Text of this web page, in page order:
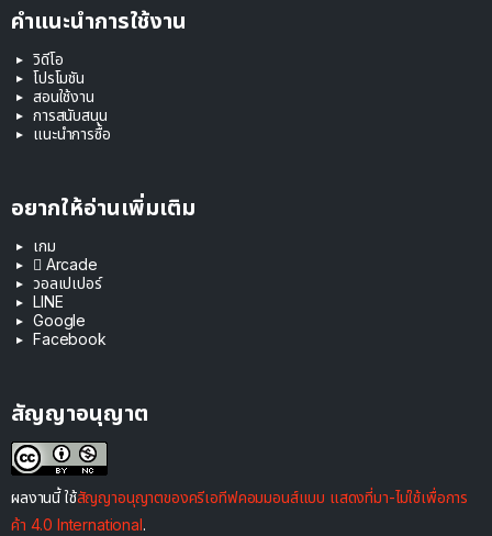
คำแนะนำการใช้งาน
วิดีโอ
โปรโมชัน
สอนใช้งาน
การสนับสนุน
แนะนำการซื้อ
อยากให้อ่านเพิ่มเติม
เกม
 Arcade
วอลเปเปอร์
LINE
Google
Facebook
สัญญาอนุญาต
ผลงานนี้ ใช้สัญญาอนุญาตของครีเอทีฟคอมมอนส์แบบ แสดงที่มา-ไม่ใช้เพื่อการ
ค้า 4.0 International.